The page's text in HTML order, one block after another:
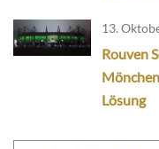
13.
Rouven
Lösung